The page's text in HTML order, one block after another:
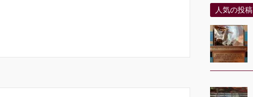
人気の投稿